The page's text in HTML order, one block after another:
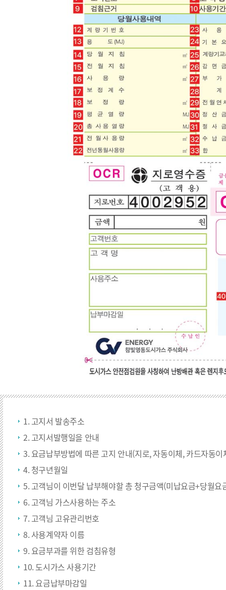
1. 고지서 발송주소
2. 고지서발행일을 안내
3. 요금납부방법에 따른 고지 안내(지로, 자동이체, 카드자동이
4. 청구년월일
5. 고객님이 이번달 납부해야할 총 청구금액(미납요금+당월요
6. 고객님 가스사용하는 주소
7. 고객님 고유관리번호
8. 사용계약자 이름
9. 요금부과를 위한 검침유형
10. 도시가스 사용기간
11. 요금납부마감일